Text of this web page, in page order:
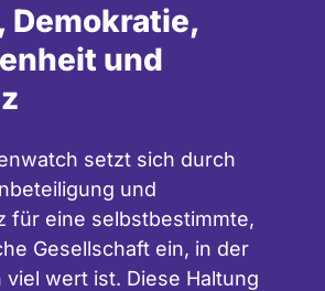
Demokratie,
und
setzt sich durch
und
für eine selbstbestimmte,
Gesellschaft ein, in der
viel wert ist. Diese Haltung